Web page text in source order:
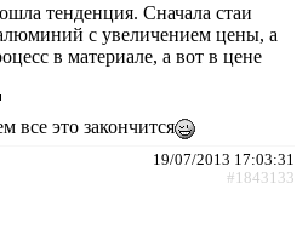
тенденция. Сначала стаи
с увеличением цены, а
в материале, а вот в цене
все это закончится
19/07/2013 17:03:31
#1843133